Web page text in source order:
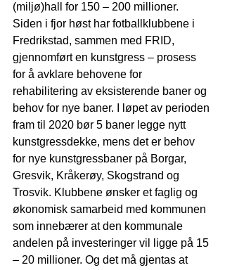
(miljø)hall for 150 – 200 millioner.
Siden i fjor høst har fotballklubbene i
Fredrikstad, sammen med FRID,
gjennomført en kunstgress – prosess
for å avklare behovene for
rehabilitering av eksisterende baner og
behov for nye baner. I løpet av perioden
fram til 2020 bør 5 baner legge nytt
kunstgressdekke, mens det er behov
for nye kunstgressbaner på Borgar,
Gresvik, Kråkerøy, Skogstrand og
Trosvik. Klubbene ønsker et faglig og
økonomisk samarbeid med kommunen
som innebærer at den kommunale
andelen på investeringer vil ligge på 15
– 20 millioner. Og det må gjentas at